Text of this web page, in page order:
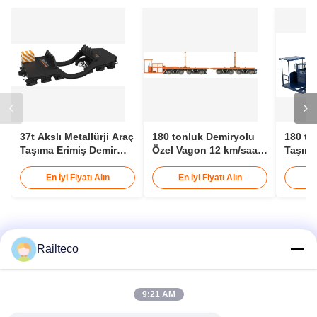
Sorgularınızı doğrudan bize gönderin.
Railteco
9:21 AM